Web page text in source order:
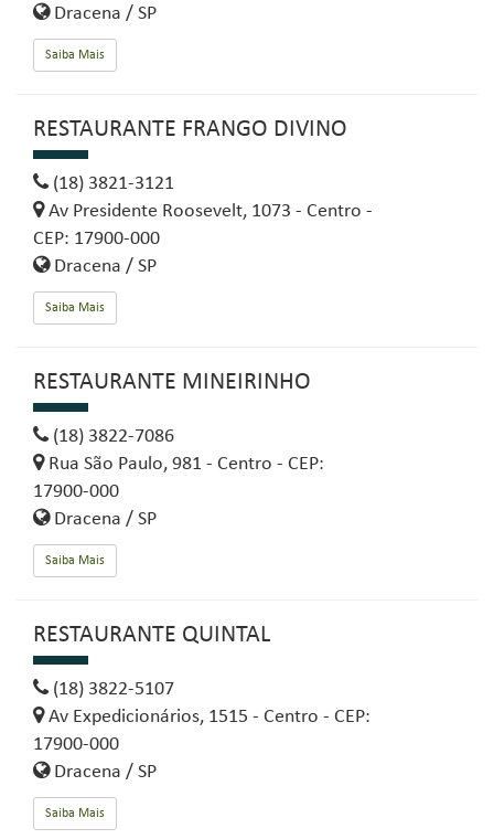
Dracena / SP
Saiba Mais
RESTAURANTE FRANGO DIVINO
(18) 3821-3121
Av Presidente Roosevelt, 1073 - Centro -
CEP: 17900-000
Dracena / SP
Saiba Mais
RESTAURANTE MINEIRINHO
(18) 3822-7086
Rua São Paulo, 981 - Centro - CEP:
17900-000
Dracena / SP
Saiba Mais
RESTAURANTE QUINTAL
(18) 3822-5107
Av Expedicionários, 1515 - Centro - CEP:
17900-000
Dracena / SP
Saiba Mais